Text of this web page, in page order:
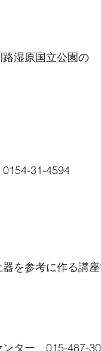
湿原国立公園の
0154-31-4594
を参考に作る講
ンター　015-487-